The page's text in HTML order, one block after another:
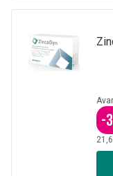
-